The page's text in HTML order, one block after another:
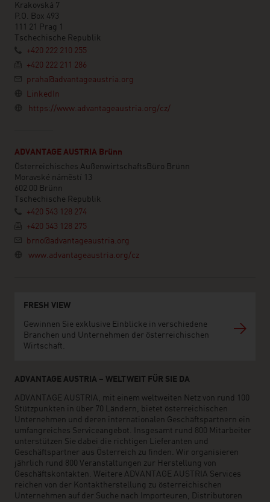
Krakovská 7
P.O. Box 493
111 21 Prag 1
Tschechische Republik
+420 222 210 255
+420 222 211 286
praha@advantageaustria.org
LinkedIn
https://www.advantageaustria.org/cz/
ADVANTAGE AUSTRIA Brünn
Österreichisches AußenwirtschaftsBüro Brünn
Moravské náměstí 13
602 00 Brünn
Tschechische Republik
+420 543 128 274
+420 543 128 275
brno@advantageaustria.org
www.advantageaustria.org/cz
FRESH VIEW
Gewinnen Sie exklusive Einblicke in verschiedene
Branchen und Unternehmen der österreichischen
Wirtschaft.
ADVANTAGE AUSTRIA – WELTWEIT FÜR SIE DA
ADVANTAGE AUSTRIA, mit einem weltweiten Netz von rund 100
Stützpunkten in über 70 Ländern, bietet österreichischen
Unternehmen und deren internationalen Geschäftspartnern ein
umfangreiches Serviceangebot. Insgesamt rund 800 Mitarbeiter
unterstützen Sie dabei die richtigen Lieferanten und
Geschäftspartner aus Österreich zu finden. Wir organisieren
jährlich rund 800 Veranstaltungen zur Herstellung von
Geschäftskontakten. Weitere ADVANTAGE AUSTRIA Services
reichen von der Kontaktherstellung zu österreichischen
Unternehmen auf der Suche nach Importeuren, Distributoren